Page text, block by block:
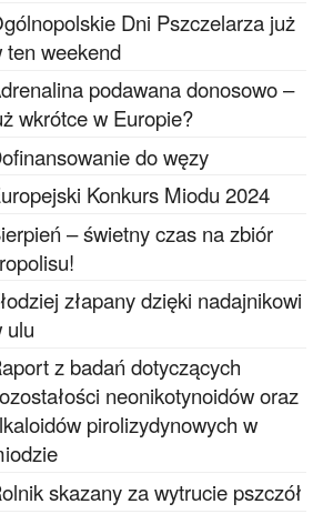
Dni Pszczelarza już
ten weekend
podawana donosowo –
wkrótce w Europie?
do węzy
Konkurs Miodu 2024
– świetny czas na zbiór
złapany dzięki nadajnikowi
ulu
z badań dotyczących
neonikotynoidów oraz
pirolizydynowych w
skazany za wytrucie pszczół